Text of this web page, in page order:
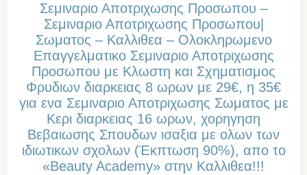
Σεμιναριο Αποτριχωσης Προσωπου –
Σεμιναριο Αποτριχωσης Προσωπου|
Σωματος – Καλλιθεα – Ολοκληρωμενο
Επαγγελματικο Σεμιναριο Αποτριχωσης
Προσωπου με Κλωστη και Σχηματισμος
Φρυδιων διαρκειας 8 ωρων με 29€, η 35€
για ενα Σεμιναριο Αποτριχωσης Σωματος με
Κερι διαρκειας 16 ωρων, χορηγηση
Βεβαιωσης Σπουδων ισαξια με ολων των
ιδιωτικων σχολων (Έκπτωση 90%), απο το
«Beauty Academy» στην Καλλιθεα!!!